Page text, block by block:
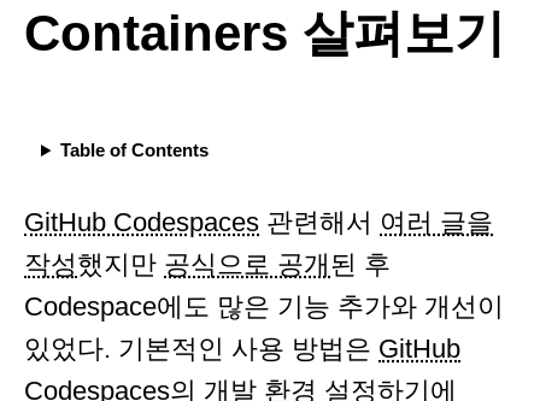
Containers 살펴보기
Table of Contents
GitHub Codespaces 관련해서 여러 글을
작성했지만 공식으로 공개된 후
Codespace에도 많은 기능 추가와 개선이
있었다. 기본적인 사용 방법은 GitHub
Codespaces의 개발 환경 설정하기에